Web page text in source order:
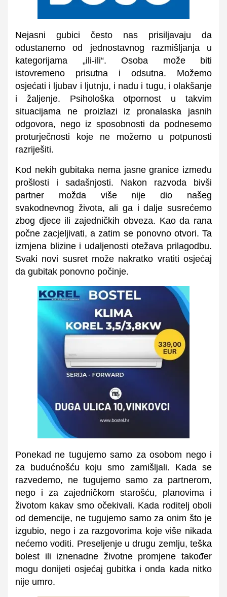
Nejasni gubici često nas prisiljavaju da
odustanemo od jednostavnog razmišljanja u
kategorijama „ili-ili“. Osoba može biti
istovremeno prisutna i odsutna. Možemo
osjećati i ljubav i ljutnju, i nadu i tugu, i olakšanje
i žaljenje. Psihološka otpornost u takvim
situacijama ne proizlazi iz pronalaska jasnih
odgovora, nego iz sposobnosti da podnesemo
proturječnosti koje ne možemo u potpunosti
razriješiti.
Kod nekih gubitaka nema jasne granice između
prošlosti i sadašnjosti. Nakon razvoda bivši
partner možda više nije dio našeg
svakodnevnog života, ali ga i dalje susrećemo
zbog djece ili zajedničkih obveza. Kao da rana
počne zacjeljivati, a zatim se ponovno otvori. Ta
izmjena blizine i udaljenosti otežava prilagodbu.
Svaki novi susret može nakratko vratiti osjećaj
da gubitak ponovno počinje.
Ponekad ne tugujemo samo za osobom nego i
za budućnošću koju smo zamišljali. Kada se
razvedemo, ne tugujemo samo za partnerom,
nego i za zajedničkom starošću, planovima i
životom kakav smo očekivali. Kada roditelj oboli
od demencije, ne tugujemo samo za onim što je
izgubio, nego i za razgovorima koje više nikada
nećemo voditi. Preseljenje u drugu zemlju, teška
bolest ili iznenadne životne promjene također
mogu donijeti osjećaj gubitka i onda kada nitko
nije umro.